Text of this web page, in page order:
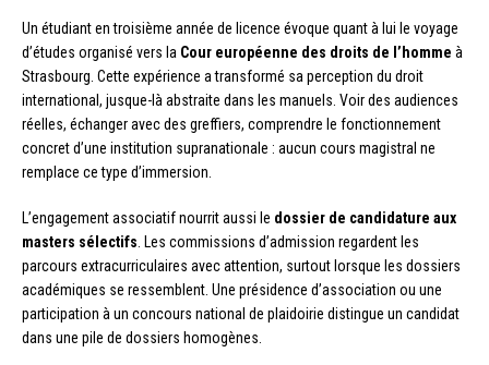
Un étudiant en troisième année de licence évoque quant à lui le voyage
d’études organisé vers la Cour européenne des droits de l’homme à
Strasbourg. Cette expérience a transformé sa perception du droit
international, jusque-là abstraite dans les manuels. Voir des audiences
réelles, échanger avec des greffiers, comprendre le fonctionnement
concret d’une institution supranationale : aucun cours magistral ne
remplace ce type d’immersion.
L’engagement associatif nourrit aussi le dossier de candidature aux
masters sélectifs . Les commissions d’admission regardent les
parcours extracurriculaires avec attention, surtout lorsque les dossiers
académiques se ressemblent. Une présidence d’association ou une
participation à un concours national de plaidoirie distingue un candidat
dans une pile de dossiers homogènes.